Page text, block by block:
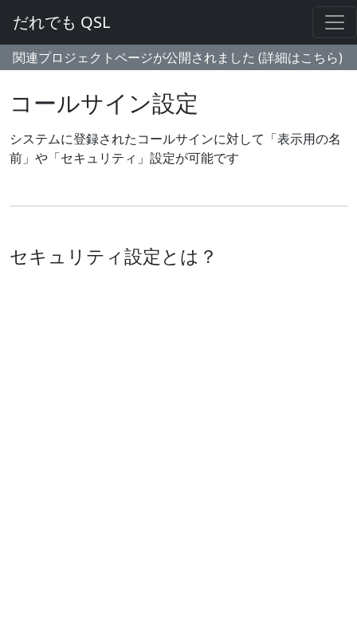
だれでも QSL
関連プロジェクトページが公開されました (詳細はこちら)
コールサイン設定
システムに登録されたコールサインに対して「表示用の名
前」や「セキュリティ」設定が可能です
セキュリティ設定とは？